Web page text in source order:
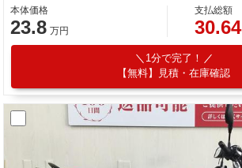
本体価格
23.8 万円
支払総額
30.64
1分で完了！
【無料】見積・在庫確認